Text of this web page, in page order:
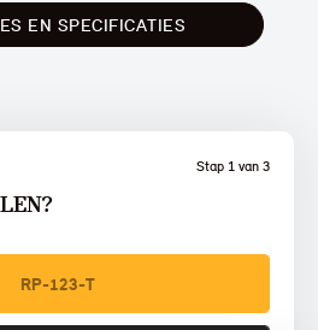
Stap 1 van 3
EN SPECIFICATIES